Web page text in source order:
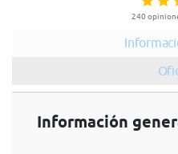
240
Información